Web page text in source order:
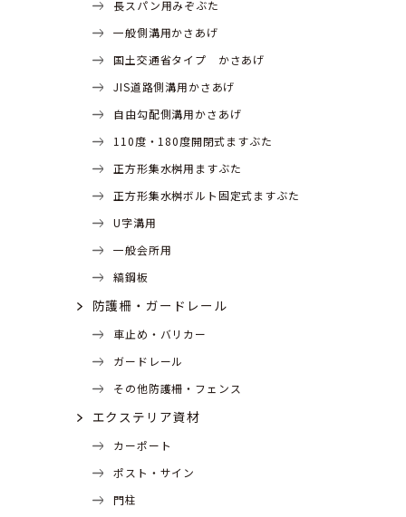
長スパン用みぞぶた
一般側溝用かさあげ
国土交通省タイプ かさあげ
JIS道路側溝用かさあげ
自由勾配側溝用かさあげ
110度・180度開閉式ますぶた
正方形集水桝用ますぶた
正方形集水桝ボルト固定式ますぶた
U字溝用
一般会所用
縞鋼板
防護柵・ガードレール
車止め・バリカー
ガードレール
その他防護柵・フェンス
エクステリア資材
カーポート
ポスト・サイン
門柱